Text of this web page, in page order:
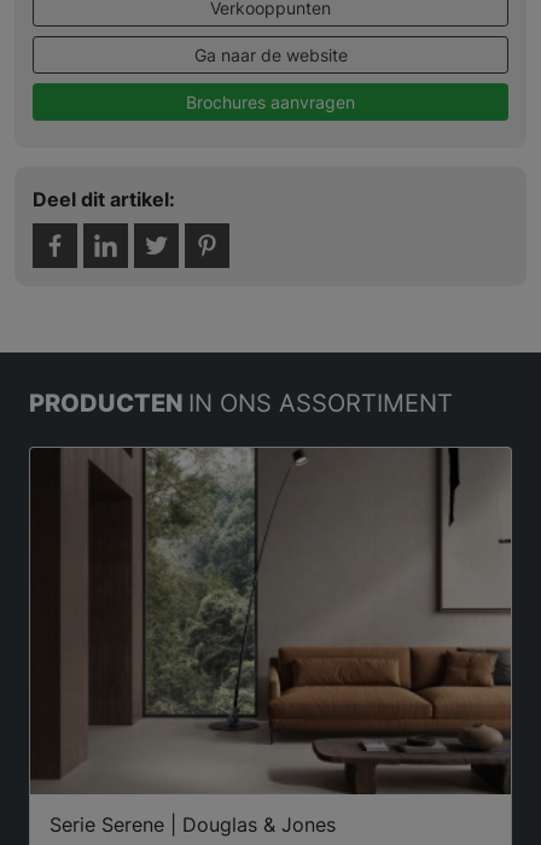
Verkooppunten
Ga naar de website
Brochures aanvragen
Deel dit artikel:
PRODUCTEN IN ONS ASSORTIMENT
Serie Serene | Douglas & Jones